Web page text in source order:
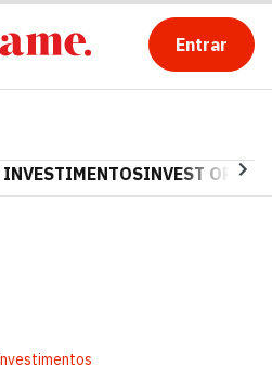
Entrar
INVEST OPINA